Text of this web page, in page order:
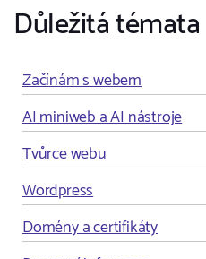
Důležitá témata
Začínám s webem
AI miniweb a AI nástroje
Tvůrce webu
Wordpress
Domény a certifikáty